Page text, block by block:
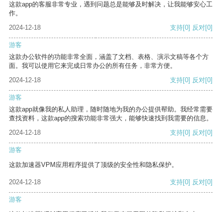
这款app的客服非常专业，遇到问题总是能够及时解决，让我能够安心工
作。
2024-12-18
支持[0] 反对[0]
游客
这款办公软件的功能非常全面，涵盖了文档、表格、演示文稿等各个方
面。我可以使用它来完成日常办公的所有任务，非常方便。
2024-12-18
支持[0] 反对[0]
游客
这款app就像我的私人助理，随时随地为我的办公提供帮助。我经常需要
查找资料，这款app的搜索功能非常强大，能够快速找到我需要的信息。
2024-12-18
支持[0] 反对[0]
游客
这款加速器VPM应用程序提供了顶级的安全性和隐私保护。
2024-12-18 支持[0] 反对[0]
游客